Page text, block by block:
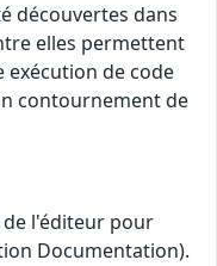
découvertes dans
elles permettent
de code
contournement de
l'éditeur pour
Documentation).